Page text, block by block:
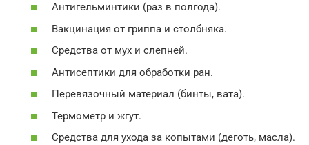
Антигельминтики (раз в полгода).
Вакцинация от гриппа и столбняка.
Средства от мух и слепней.
Антисептики для обработки ран.
Перевязочный материал (бинты, вата).
Термометр и жгут.
Средства для ухода за копытами (деготь, масла).